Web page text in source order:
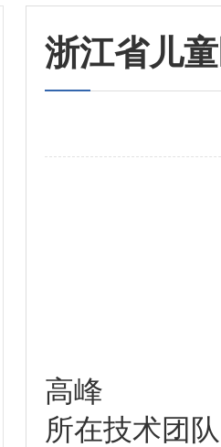
浙江省儿
高峰
所在技术团队